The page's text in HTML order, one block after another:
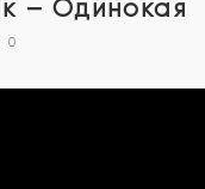
– Одинокая
0